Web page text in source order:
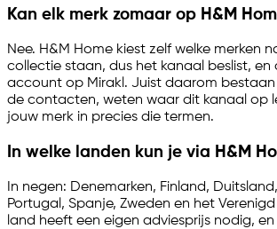
Kan elk merk zomaar op H&M
Nee. H&M Home kiest zelf welke merken
collectie staan, dus het kanaal beslist,
account op Mirakl. Juist daarom bestaan
de contacten, weten waar dit kanaal op
jouw merk in precies die termen.
In welke landen kun je via H&M
In negen: Denemarken, Finland,
Portugal, Spanje, Zweden en het Verenigd
land heeft een eigen adviesprijs nodig,